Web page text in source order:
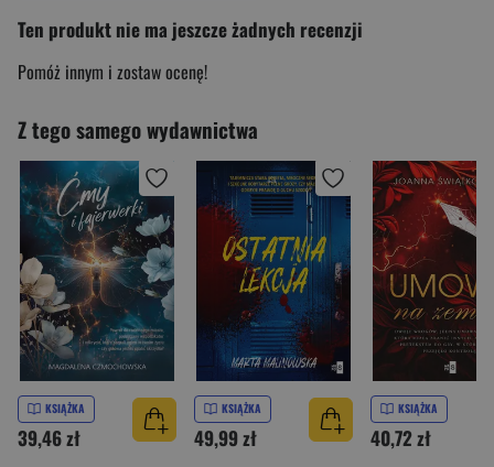
Ten produkt nie ma jeszcze żadnych recenzji
Pomóż innym i zostaw ocenę!
Z tego samego wydawnictwa
KSIĄŻKA
39,46 zł
KSIĄŻKA
49,99 zł
KSIĄŻKA
40,72 zł